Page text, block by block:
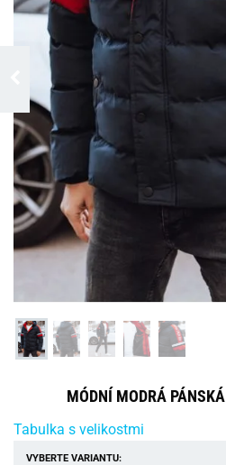
MÓDNÍ MODRÁ
Tabulka s velikostmi
VYBERTE VARIANTU: